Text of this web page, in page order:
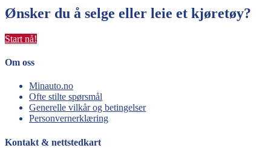
Ønsker du å selge eller leie et kjøretøy?
Start nå!
Om oss
Minauto.no
Ofte stilte spørsmål
Generelle vilkår og betingelser
Personvernerklæring
Kontakt & nettstedkart